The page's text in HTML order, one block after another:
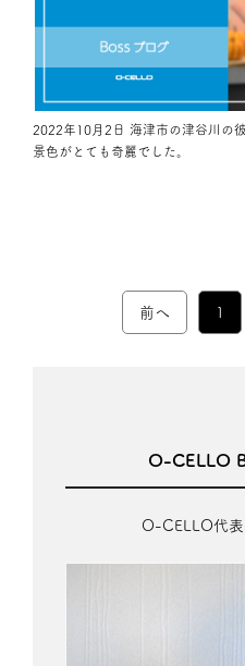
2022年10月2日 海津市の津谷川の
景色がとても奇麗でした。
前へ 1
O-CELLO
O-CELLO代表